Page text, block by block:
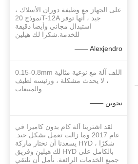
على الجهاز مع وظيفة دوران الأسلاك ،
نموذج 20T-12A جيد ، أنها توفر
استبدال مجاني وأيضا دقيقة
للخدمة.شكرا لك هيلين
—— Alexjendro
0.15-0.8mm اللف آلة مع نوعية مثالية
، لا يحدث مشكلة ، ورئيسه لطيف
والمبيعات
—— نجوين
لقد اشترينا آلة كام بدون كاميرا في
عام 2017 وما زالت تعمل بشكل جيد.
يسعدنا أن نختار ماركة HYD ، شكرًا
لك هيلين وفريق HYD بالكامل على
جميع الخدمات الرائعة. نأمل أن نلتقي